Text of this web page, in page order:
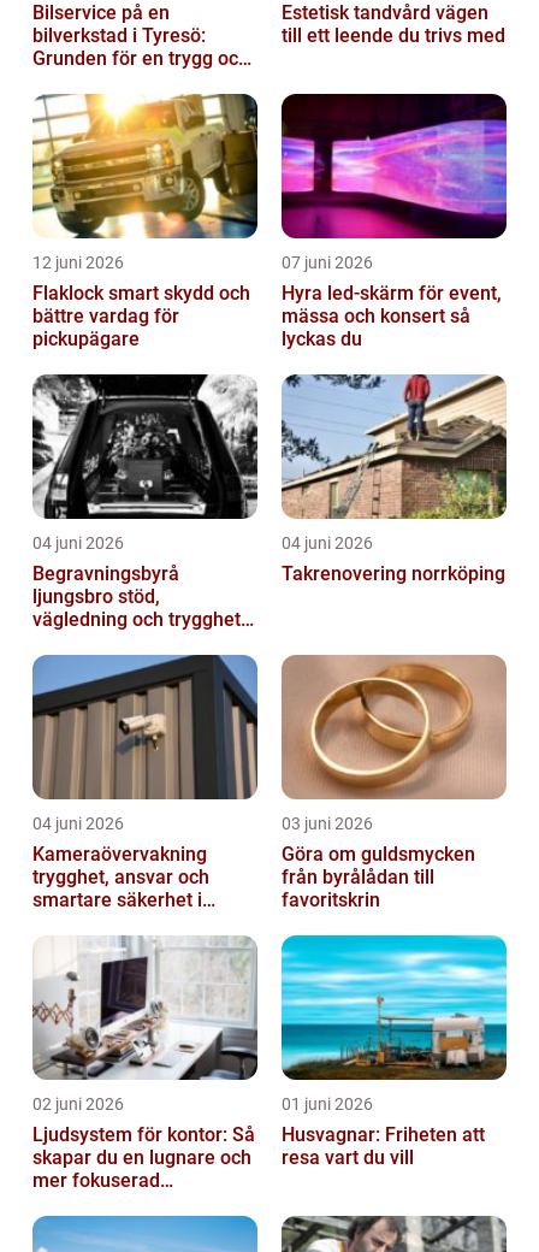
Bilservice på en
bilverkstad i Tyresö:
Grunden för en trygg och
Estetisk tandvård vägen
till ett leende du trivs med
12 juni 2026
Flaklock smart skydd och
bättre vardag för
pickupägare
07 juni 2026
Hyra led-skärm för event,
mässa och konsert så
lyckas du
04 juni 2026
Begravningsbyrå
ljungsbro stöd,
vägledning och trygghet
04 juni 2026
Takrenovering norrköping
04 juni 2026
Kameraövervakning
trygghet, ansvar och
smartare säkerhet i
03 juni 2026
Göra om guldsmycken
från byrålådan till
favoritskrin
02 juni 2026
Ljudsystem för kontor: Så
skapar du en lugnare och
mer fokuserad
01 juni 2026
Husvagnar: Friheten att
resa vart du vill